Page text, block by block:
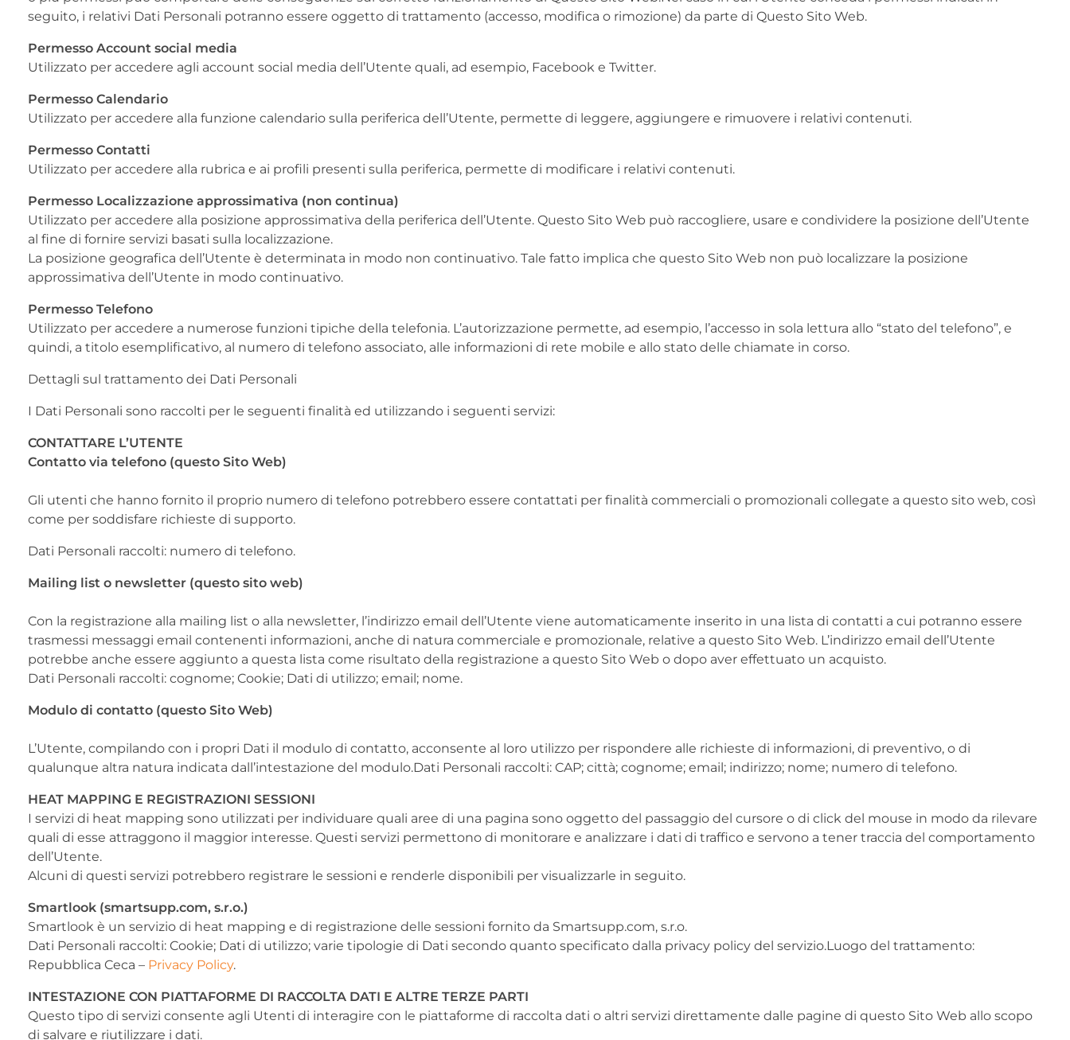
seguito, i relativi Dati Personali potranno essere oggetto di trattamento (accesso, modifica o rimozione) da parte di Questo Sito Web.
Permesso Account social media
Utilizzato per accedere agli account social media dell’Utente quali, ad esempio, Facebook e Twitter.
Permesso Calendario
Utilizzato per accedere alla funzione calendario sulla periferica dell’Utente, permette di leggere, aggiungere e rimuovere i relativi contenuti.
Permesso Contatti
Utilizzato per accedere alla rubrica e ai profili presenti sulla periferica, permette di modificare i relativi contenuti.
Permesso Localizzazione approssimativa (non continua)
Utilizzato per accedere alla posizione approssimativa della periferica dell’Utente. Questo Sito Web può raccogliere, usare e condividere la posizione dell’Utente
al fine di fornire servizi basati sulla localizzazione.
La posizione geografica dell’Utente è determinata in modo non continuativo. Tale fatto implica che questo Sito Web non può localizzare la posizione
approssimativa dell’Utente in modo continuativo.
Permesso Telefono
Utilizzato per accedere a numerose funzioni tipiche della telefonia. L’autorizzazione permette, ad esempio, l’accesso in sola lettura allo “stato del telefono”, e
quindi, a titolo esemplificativo, al numero di telefono associato, alle informazioni di rete mobile e allo stato delle chiamate in corso.
Dettagli sul trattamento dei Dati Personali
I Dati Personali sono raccolti per le seguenti finalità ed utilizzando i seguenti servizi:
CONTATTARE L’UTENTE
Contatto via telefono (questo Sito Web)
Gli utenti che hanno fornito il proprio numero di telefono potrebbero essere contattati per finalità commerciali o promozionali collegate a questo sito web, così
come per soddisfare richieste di supporto.
Dati Personali raccolti: numero di telefono.
Mailing list o newsletter (questo sito web)
Con la registrazione alla mailing list o alla newsletter, l’indirizzo email dell’Utente viene automaticamente inserito in una lista di contatti a cui potranno essere
trasmessi messaggi email contenenti informazioni, anche di natura commerciale e promozionale, relative a questo Sito Web. L’indirizzo email dell’Utente
potrebbe anche essere aggiunto a questa lista come risultato della registrazione a questo Sito Web o dopo aver effettuato un acquisto.
Dati Personali raccolti: cognome; Cookie; Dati di utilizzo; email; nome.
Modulo di contatto (questo Sito Web)
L’Utente, compilando con i propri Dati il modulo di contatto, acconsente al loro utilizzo per rispondere alle richieste di informazioni, di preventivo, o di
qualunque altra natura indicata dall’intestazione del modulo.Dati Personali raccolti: CAP; città; cognome; email; indirizzo; nome; numero di telefono.
HEAT MAPPING E REGISTRAZIONI SESSIONI
I servizi di heat mapping sono utilizzati per individuare quali aree di una pagina sono oggetto del passaggio del cursore o di click del mouse in modo da rilevare
quali di esse attraggono il maggior interesse. Questi servizi permettono di monitorare e analizzare i dati di traffico e servono a tener traccia del comportamento
dell’Utente.
Alcuni di questi servizi potrebbero registrare le sessioni e renderle disponibili per visualizzarle in seguito.
Smartlook (smartsupp.com, s.r.o.)
Smartlook è un servizio di heat mapping e di registrazione delle sessioni fornito da Smartsupp.com, s.r.o.
Dati Personali raccolti: Cookie; Dati di utilizzo; varie tipologie di Dati secondo quanto specificato dalla privacy policy del servizio.Luogo del trattamento:
Repubblica Ceca – Privacy Policy.
INTESTAZIONE CON PIATTAFORME DI RACCOLTA DATI E ALTRE TERZE PARTI
Questo tipo di servizi consente agli Utenti di interagire con le piattaforme di raccolta dati o altri servizi direttamente dalle pagine di questo Sito Web allo scopo
di salvare e riutilizzare i dati.